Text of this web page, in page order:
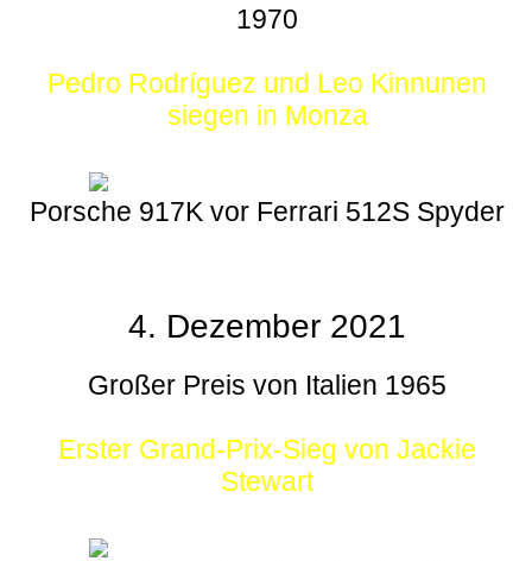
1970
Pedro Rodríguez und Leo Kinnunen
siegen in Monza
Porsche 917K vor Ferrari 512S Spyder
4. Dezember 2021
Großer Preis von Italien 1965
Erster Grand-Prix-Sieg von Jackie
Stewart